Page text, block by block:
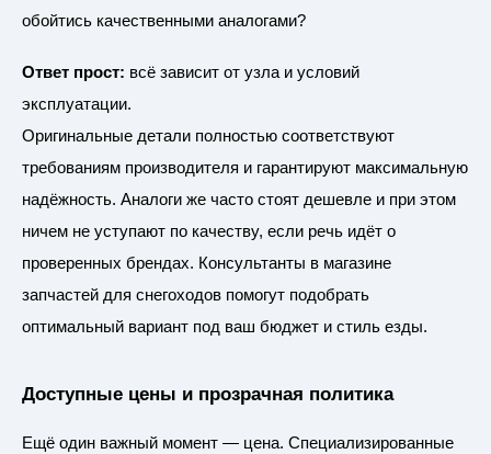
обойтись качественными аналогами?
Ответ прост: всё зависит от узла и условий
эксплуатации.
Оригинальные детали полностью соответствуют
требованиям производителя и гарантируют максимальную
надёжность. Аналоги же часто стоят дешевле и при этом
ничем не уступают по качеству, если речь идёт о
проверенных брендах. Консультанты в магазине
запчастей для снегоходов помогут подобрать
оптимальный вариант под ваш бюджет и стиль езды.
Доступные цены и прозрачная политика
Ещё один важный момент — цена. Специализированные